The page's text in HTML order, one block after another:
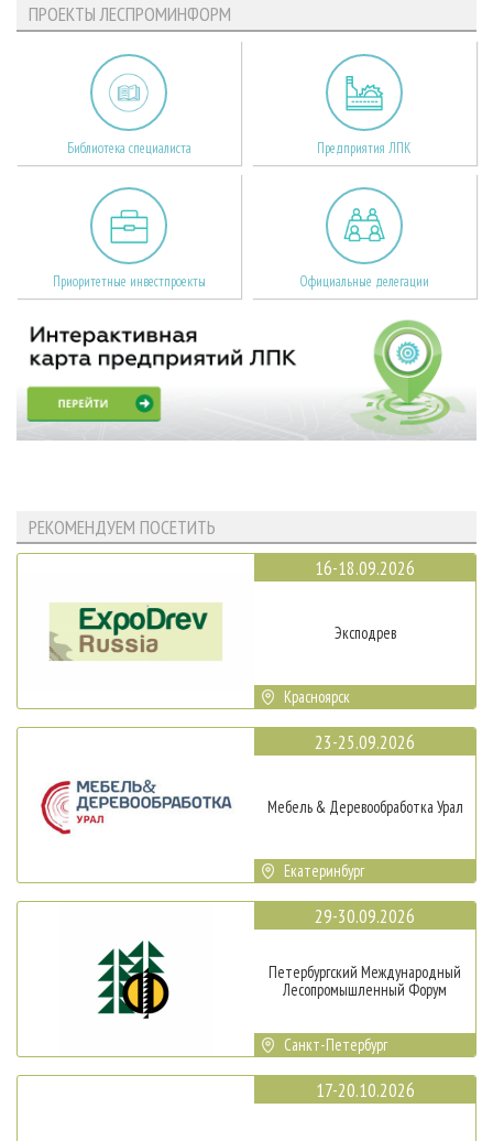
ПРОЕКТЫ ЛЕСПРОМИНФОРМ
Библиотека специалиста Предприятия ЛПК
Приоритетные инвестпроекты Официальные делегации
РЕКОМЕНДУЕМ ПОСЕТИТЬ
16-18.09.2026
Эксподрев
Красноярск
23-25.09.2026
Мебель & Деревообработка Урал
Екатеринбург
29-30.09.2026
Петербургский Международный
Лесопромышленный Форум
Санкт-Петербург
17-20.10.2026